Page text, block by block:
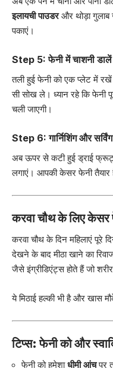
इलायची पाउडरऔर थोड़ा
पकाएं।
Step 5: फेनी में चाशनी डालें
तली हुई फेनी को एक प्लेट में रखें
सी सोख ले। ध्यान रहे कि फेनी
चली जाएगी।
Step 6: गार्निशिंग और सर्विंग
अब ऊपर से कटी हुई ड्राई
लगाएं। आपकी केसर फेनी तैयार
करवा चौथ के लिए केसर
करवा चौथ के दिन महिलाएं पूरे
देखने के बाद मीठा खाने का
जैसे इंग्रीडिएंट्स होते हैं जो
ये मिठाई हल्की भी है और खास
टिप्स: फेनी को और
फेनी को हमेशाधीमी आंचपर